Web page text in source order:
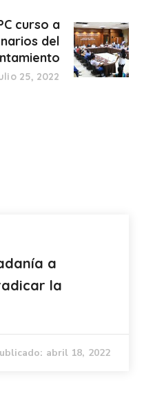
curso a
del
25, 2022
a
la
abril 18, 2022